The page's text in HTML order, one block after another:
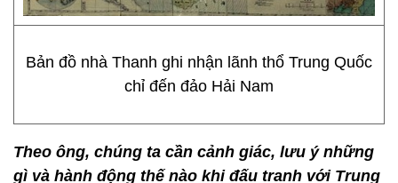
Bản đồ nhà Thanh ghi nhận lãnh thổ Trung Quốc
chỉ đến đảo Hải Nam
Theo ông, chúng ta cần cảnh giác, lưu ý những
gì và hành động thế nào khi đấu tranh với Trung